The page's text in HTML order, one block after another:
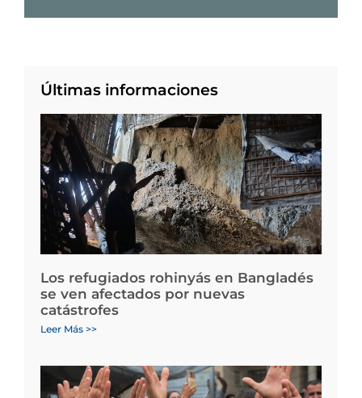
Últimas informaciones
Los refugiados rohinyás en Bangladés
se ven afectados por nuevas
catástrofes
Leer Más >>